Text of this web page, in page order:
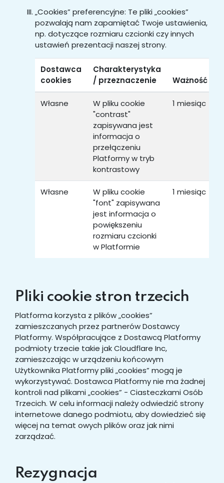
„Cookies” preferencyjne: Te pliki „cookies”
pozwalają nam zapamiętać Twoje ustawienia,
np. dotyczące rozmiaru czcionki czy innych
ustawień prezentacji naszej strony.
Dostawca
cookies
Charakterystyka
/ przeznaczenie
Ważność
Własne
W pliku cookie
"contrast"
zapisywana jest
informacja o
przełączeniu
Platformy w tryb
kontrastowy
1 miesiąc
Własne
W pliku cookie
"font" zapisywana
jest informacja o
powiększeniu
rozmiaru czcionki
w Platformie
1 miesiąc
Pliki cookie stron trzecich
Platforma korzysta z plików „cookies”
zamieszczanych przez partnerów Dostawcy
Platformy. Współpracujące z Dostawcą Platformy
podmioty trzecie takie jak Cloudflare Inc,
zamieszczając w urządzeniu końcowym
Użytkownika Platformy pliki „cookies” mogą je
wykorzystywać. Dostawca Platformy nie ma żadnej
kontroli nad plikami „cookies” - Ciasteczkami Osób
Trzecich. W celu informacji należy odwiedzić strony
internetowe danego podmiotu, aby dowiedzieć się
więcej na temat owych plików oraz jak nimi
zarządzać.
Rezygnacja